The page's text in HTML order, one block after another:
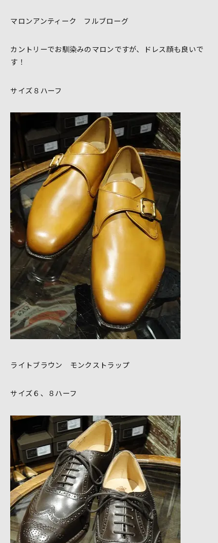
マロンアンティーク フルブローグ
カントリーでお馴染みのマロンですが、ドレス顔も良いで
す！
サイズ８ハーフ
ライトブラウン モンクストラップ
サイズ６、８ハーフ